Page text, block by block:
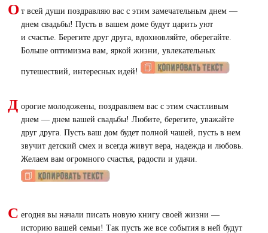
О т всей души поздравляю вас с этим замечательным днем —
днем свадьбы! Пусть в вашем доме будут царить уют
и счастье. Берегите друг друга, вдохновляйте, оберегайте.
Больше оптимизма вам, яркой жизни, увлекательных
путешествий, интересных идей!
Д орогие молодожены, поздравляем вас с этим счастливым
днем — днем вашей свадьбы! Любите, берегите, уважайте
друг друга. Пусть ваш дом будет полной чашей, пусть в нем
звучит детский смех и всегда живут вера, надежда и любовь.
Желаем вам огромного счастья, радости и удачи.
С егодня вы начали писать новую книгу своей жизни —
историю вашей семьи! Так пусть же все события в ней будут